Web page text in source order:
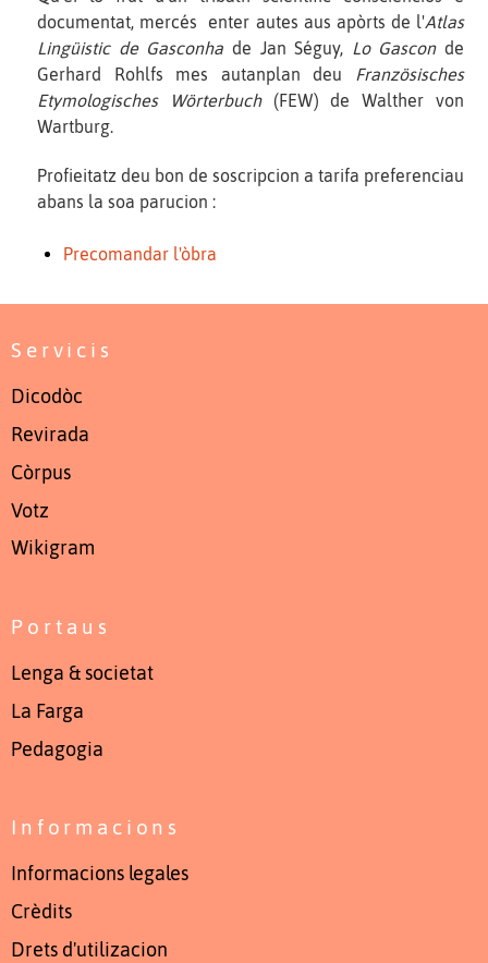
documentat, mercés enter autes aus apòrts de l'Atlas
Lingüistic de Gasconha de Jan Séguy, Lo Gasconde
Gerhard Rohlfs mes autanplan deu
Französisches
Etymologisches Wörterbuch(FEW) de Walther von
Wartburg.
Profieitatz deu bon de soscripcion a tarifa preferenciau
abans la soa parucion :
Precomandar l'òbra
Servicis
Dicodòc
Revirada
Còrpus
Votz
Wikigram
Portaus
Lenga & societat
La Farga
Pedagogia
Informacions
Informacions legales
Crèdits
Drets d'utilizacion